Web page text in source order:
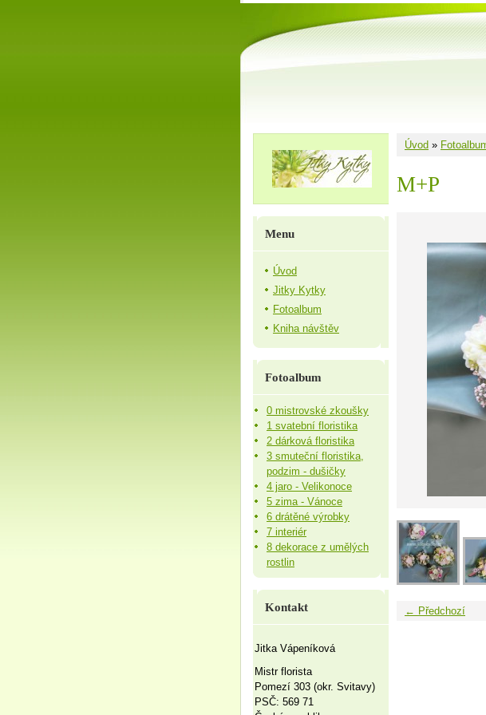
Úvod »
M+P
← Předchozí
Menu
Úvod
Jitky Kytky
Fotoalbum
Kniha návštěv
Fotoalbum
0 mistrovské zkoušky
1 svatební floristika
2 dárková floristika
3 smuteční floristika,
podzim - dušičky
4 jaro - Velikonoce
5 zima - Vánoce
6 drátěné výrobky
7 interiér
8 dekorace z umělých
rostlin
Kontakt
Jitka Vápeníková
Mistr florista
Pomezí 303 (okr. Svitavy)
PSČ: 569 71